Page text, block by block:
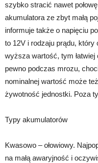
szybko stracić nawet
akumulatora ze zbyt małą
informuje także o napięciu
to 12V i rodzaju prądu,
wyższa wartość, tym
pewno podczas mrozu,
nominalnej wartość może
żywotność jednostki. Poza
Typy akumulatorów
Kwasowo – ołowiowy.
na małą awaryjność i